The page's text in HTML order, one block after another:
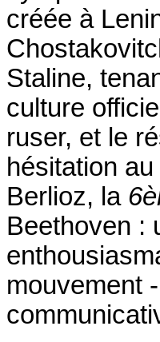
créée à
Staline,
culture
ruser, et le
hésitation
Berlioz, la
Beethoven :
mouvement